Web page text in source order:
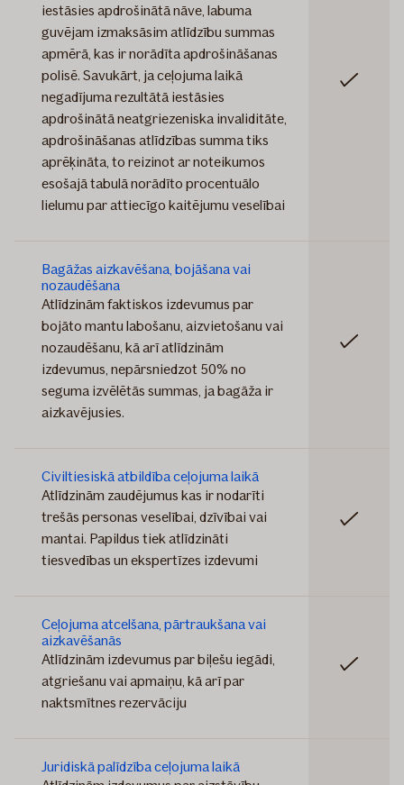
iestāsies apdrošinātā nāve, labuma
guvējam izmaksāsim atlīdzību summas
apmērā, kas ir norādīta apdrošināšanas
polisē. Savukārt, ja ceļojuma laikā
negadījuma rezultātā iestāsies
apdrošinātā neatgriezeniska invaliditāte,
apdrošināšanas atlīdzības summa tiks
aprēķināta, to reizinot ar noteikumos
esošajā tabulā norādīto procentuālo
lielumu par attiecīgo kaitējumu veselībai
Iekļauts
Bagāžas aizkavēšana, bojāšana vai
nozaudēšana
Atlīdzinām faktiskos izdevumus par
bojāto mantu labošanu, aizvietošanu vai
nozaudēšanu, kā arī atlīdzinām
izdevumus, nepārsniedzot 50% no
seguma izvēlētās summas, ja bagāža ir
aizkavējusies.
Iekļauts
Civiltiesiskā atbildība ceļojuma laikā
Atlīdzinām zaudējumus kas ir nodarīti
trešās personas veselībai, dzīvībai vai
mantai. Papildus tiek atlīdzināti
tiesvedības un ekspertīzes izdevumi
Iekļauts
Ceļojuma atcelšana, pārtraukšana vai
aizkavēšanās
Atlīdzinām izdevumus par biļešu iegādi,
atgriešanu vai apmaiņu, kā arī par
naktsmītnes rezervāciju
Iekļauts
Juridiskā palīdzība ceļojuma laikā